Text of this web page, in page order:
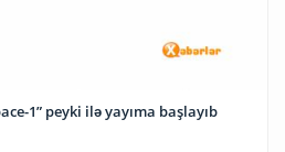
1” peyki ilə yayıma başlayıb